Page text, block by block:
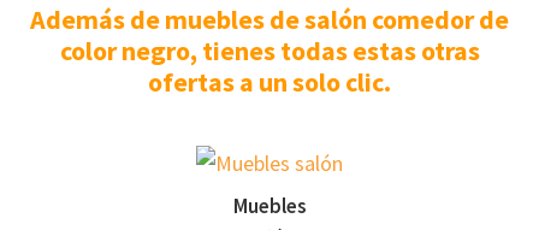
Además de muebles de salón comedor de
color negro, tienes todas estas otras
ofertas a un solo clic.
Muebles